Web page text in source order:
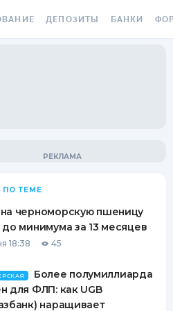
ВИНЬЕТКА
СОТРУДНИКОВ
ОТ
СЛУЧАЕВ
ДЕПОЗИТЫ
ВОПРОСЫ И ОТВЕТЫ
ПУТЕВОДИТЕЛИ ПО
БАНКИ
ПО ТЕМЕ
черноморскую пшеницу
до минимума за 13 месяцев
18:38 45
Более полумиллиарда
для ФЛП: как UGB
наращивает